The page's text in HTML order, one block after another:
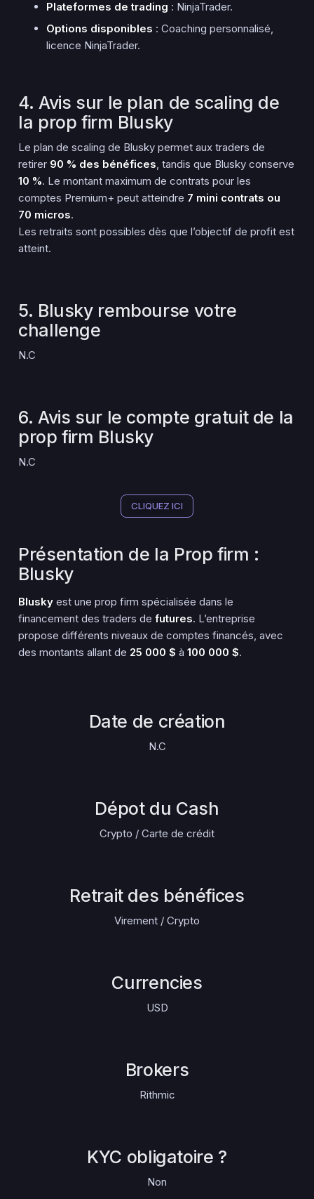
Plateformes de trading : NinjaTrader.
Options disponibles : Coaching personnalisé,
licence NinjaTrader.
4. Avis sur le plan de scaling de
la prop firm Blusky
Le plan de scaling de Blusky permet aux traders de
retirer 90 % des bénéfices , tandis que Blusky conserve
10 %. Le montant maximum de contrats pour les
comptes Premium+ peut atteindre 7 mini contrats ou
70 micros.
Les retraits sont possibles dès que l’objectif de profit est
atteint.
5. Blusky rembourse votre
challenge
N.C
6. Avis sur le compte gratuit de la
prop firm Blusky
N.C
CLIQUEZ ICI
Présentation de la Prop firm :
Blusky
Blusky est une prop firm spécialisée dans le
financement des traders de futures. L’entreprise
propose différents niveaux de comptes financés, avec
des montants allant de 25 000 $ à 100 000 $.
Date de création
N.C
Dépot du Cash
Crypto / Carte de crédit
Retrait des bénéfices
Virement / Crypto
Currencies
USD
Brokers
Rithmic
KYC obligatoire ?
Non